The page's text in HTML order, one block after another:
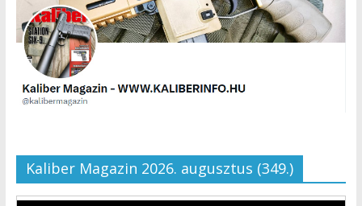
Kaliber Magazin 2026. augusztus (349.)